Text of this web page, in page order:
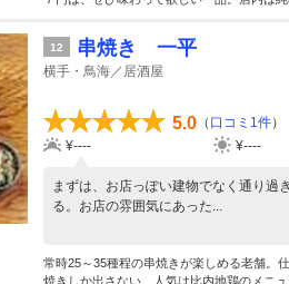
12 串焼き 一平
横手・鳥海／居酒屋
5.0 （ 口コミ1件）
¥----
¥----
まずは、お店っぽい建物でなく通り過
る。お店の雰囲気にあった...
常時25～35種程の串焼きが楽しめる老舗。
焼きしか出さない。人気は比内地鶏のメニ